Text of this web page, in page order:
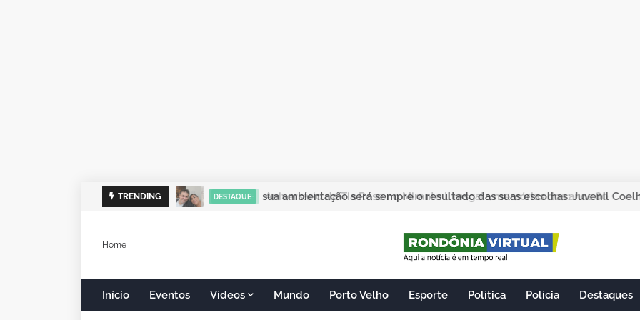
TRENDING DESTAQUE sua ambientação será sempre o resultado das suas escolhas: Juvenil
Home
Início Eventos Vídeos Mundo Porto Velho Esporte Política Polícia Destaques